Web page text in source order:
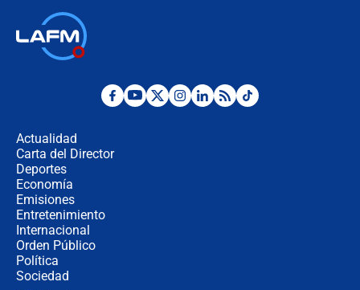
¿La posesión de Abelardo De la
Actualidad
Carta del Director
Deportes
Economía
Emisiones
Entretenimiento
Internacional
Orden Público
Política
Sociedad